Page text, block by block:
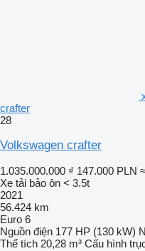
crafter
28
Volkswagen crafter
1.035.000.000 ₫ 147.000 PLN
Xe tải bảo ôn < 3.5t
2021
56.424 km
Euro 6
Nguồn điện 177 HP (130 kW)
Thể tích 20,28 m³ Cấu hình